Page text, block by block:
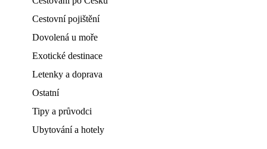
Cestovní pojištění
Dovolená u moře
Exotické destinace
Letenky a doprava
Ostatní
Tipy a průvodci
Ubytování a hotely